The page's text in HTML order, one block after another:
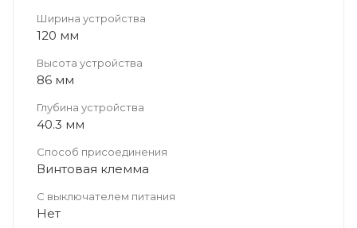
Ширина устройства
120 мм
Высота устройства
86 мм
Глубина устройства
40.3 мм
Способ присоединения
Винтовая клемма
С выключателем питания
Нет